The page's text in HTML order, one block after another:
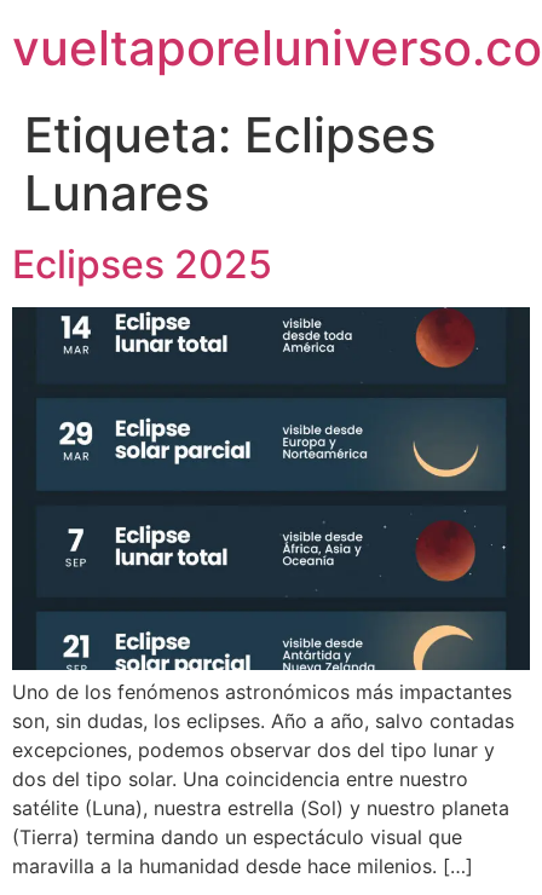
Etiqueta: Eclipses
Lunares
Eclipses 2025
Uno de los fenómenos astronómicos más impactantes
son, sin dudas, los eclipses. Año a año, salvo contadas
excepciones, podemos observar dos del tipo lunar y
dos del tipo solar. Una coincidencia entre nuestro
satélite (Luna), nuestra estrella (Sol) y nuestro planeta
(Tierra) termina dando un espectáculo visual que
maravilla a la humanidad desde hace milenios. […]